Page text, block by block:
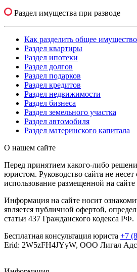
Раздел имущества при разводе
Как разделить общее имущество
Раздел квартиры
Раздел ипотеки
Раздел долгов
Раздел подарков
Раздел кредитов
Раздел недвижимости
Раздел бизнеса
Раздел земельного участка
Раздел автомобиля
Раздел материнского капитала
О нашем сайте
Перед принятием какого-либо
юристом. Руководство сайта не несет
использование размещенной на
Информация на сайте носит
является публичной офертой,
статьи 437 Гражданского кодекса РФ.
Бесплатная консультация юриста +7
Erid: 2W5zFH4JYyW, ООО Лигал